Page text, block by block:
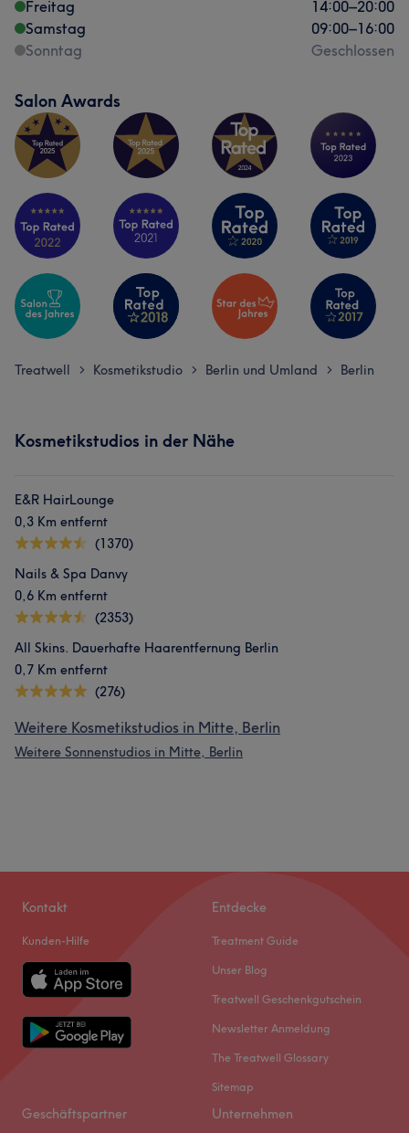
Freitag
14:00–20:00
Samstag
09:00–16:00
Sonntag
Geschlossen
Salon Awards
Treatwell > Kosmetikstudio > Berlin und Umland > Berlin
Kosmetikstudios in der Nähe
E&R HairLounge
0,3 Km entfernt
(1370)
Nails & Spa Danvy
0,6 Km entfernt
(2353)
All Skins. Dauerhafte Haarentfernung Berlin
0,7 Km entfernt
(276)
Weitere Kosmetikstudios in Mitte, Berlin
Weitere Sonnenstudios in Mitte, Berlin
Kontakt
Kunden-Hilfe
Entdecke
Treatment Guide
Unser Blog
Treatwell Geschenkgutschein
Newsletter Anmeldung
The Treatwell Glossary
Sitemap
Geschäftspartner Unternehmen